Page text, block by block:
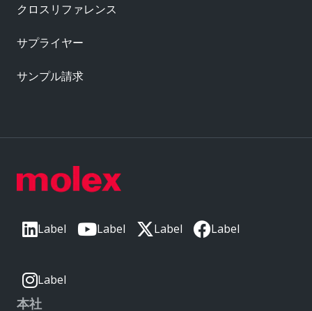
Label Label Label Label
Label
本社
クロスリファレンス
サプライヤー
サンプル請求